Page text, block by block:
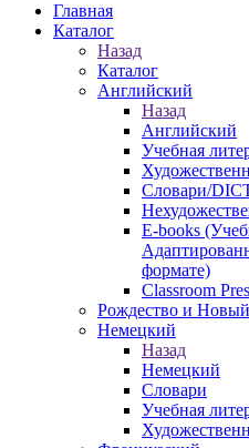
Главная
Каталог
Назад
Каталог
Английский
Назад
Английский
Учебная
Словари/
E-books
формате)
Classroom
Рождество и
Немецкий
Назад
Немецкий
Словари
Учебная